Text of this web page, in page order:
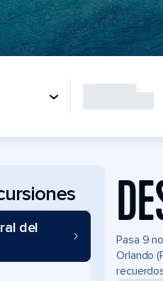
del
Pasa 9
Orlando